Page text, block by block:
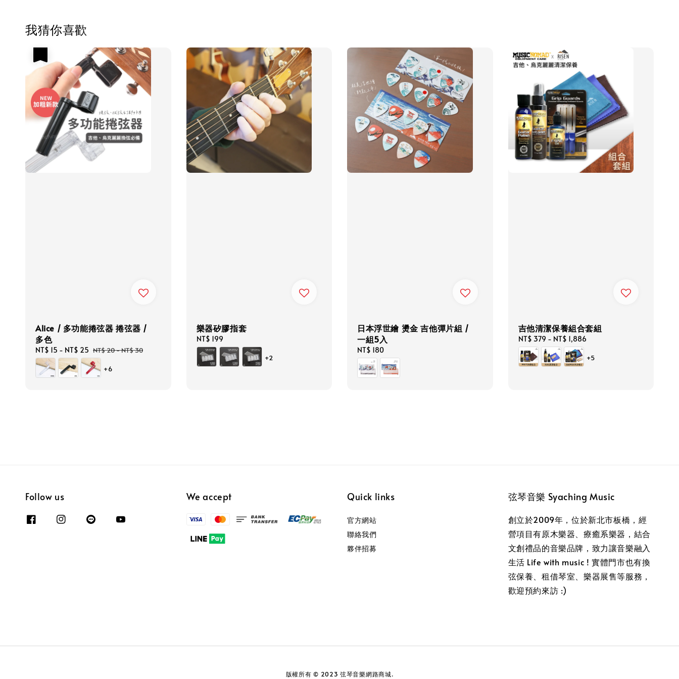
我猜你喜歡
Alice / 多功能捲弦器 捲弦器 /
多色
Sale
price
NT$ 15 - NT$ 25 Regular
price
NT$ 20-NT$ 30
+6
樂器矽膠指套
Regular
price
NT$ 199
+2
日本浮世繪 燙金 吉他彈片組 /
一組5入
Regular
price
NT$ 180
吉他清潔保養組合套組
Regular
price
NT$ 379 - NT$ 1,886
+5
Follow us We accept Quick links
官方網站
聯絡我們
夥伴招募
弦琴音樂 Syaching Music
創立於2009年，位於新北市板橋，經
營項目有原木樂器、療癒系樂器，結合
文創禮品的音樂品牌，致力讓音樂融入
生活 Life with music ! 實體門市也有換
弦保養、租借琴室、樂器展售等服務，
歡迎預約來訪 :)
版權所有 © 2023 弦琴音樂網路商城.